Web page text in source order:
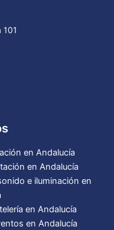
en Andalucía
en Andalucía
e iluminación en
en Andalucía
en Andalucía